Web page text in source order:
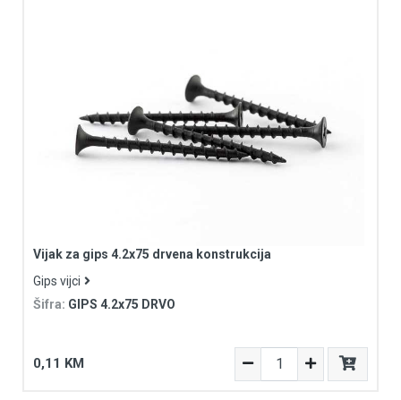
Vijak za gips 4.2x75 drvena konstrukcija
Gips vijci
Šifra: GIPS 4.2x75 DRVO
0,11 KM